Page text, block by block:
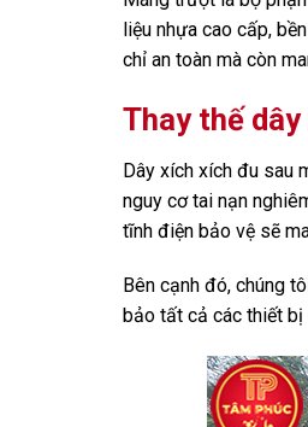
liệu nhựa cao cấp,
chỉ an toàn mà còn
Thay thế
Dây xích xích đu sau
nguy cơ tai nạn
tĩnh điện bảo vệ sẽ
Bên cạnh đó, chúng
bảo tất cả các thiết